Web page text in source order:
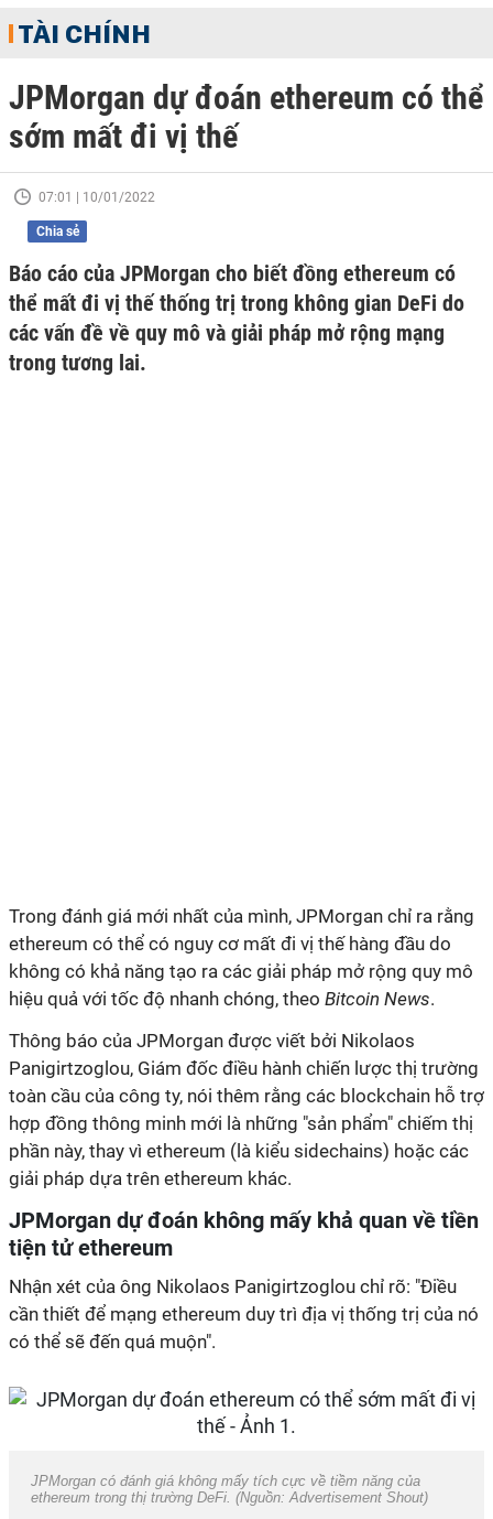
TÀI CHÍNH
JPMorgan dự đoán ethereum có thể
sớm mất đi vị thế
07:01 | 10/01/2022
Chia sẻ
Báo cáo của JPMorgan cho biết đồng ethereum có
thể mất đi vị thế thống trị trong không gian DeFi do
các vấn đề về quy mô và giải pháp mở rộng mạng
trong tương lai.
Trong đánh giá mới nhất của mình, JPMorgan chỉ ra rằng
ethereum có thể có nguy cơ mất đi vị thế hàng đầu do
không có khả năng tạo ra các giải pháp mở rộng quy mô
hiệu quả với tốc độ nhanh chóng, theo Bitcoin News.
Thông báo của JPMorgan được viết bởi Nikolaos
Panigirtzoglou, Giám đốc điều hành chiến lược thị trường
toàn cầu của công ty, nói thêm rằng các blockchain hỗ trợ
hợp đồng thông minh mới là những "sản phẩm" chiếm thị
phần này, thay vì ethereum (là kiểu sidechains) hoặc các
giải pháp dựa trên ethereum khác.
JPMorgan dự đoán không mấy khả quan về tiền
tiện tử ethereum
Nhận xét của ông Nikolaos Panigirtzoglou chỉ rõ: "Điều
cần thiết để mạng ethereum duy trì địa vị thống trị của nó
có thể sẽ đến quá muộn".
JPMorgan có đánh giá không mấy tích cực về tiềm năng của
ethereum trong thị trường DeFi. (Nguồn: Advertisement Shout)